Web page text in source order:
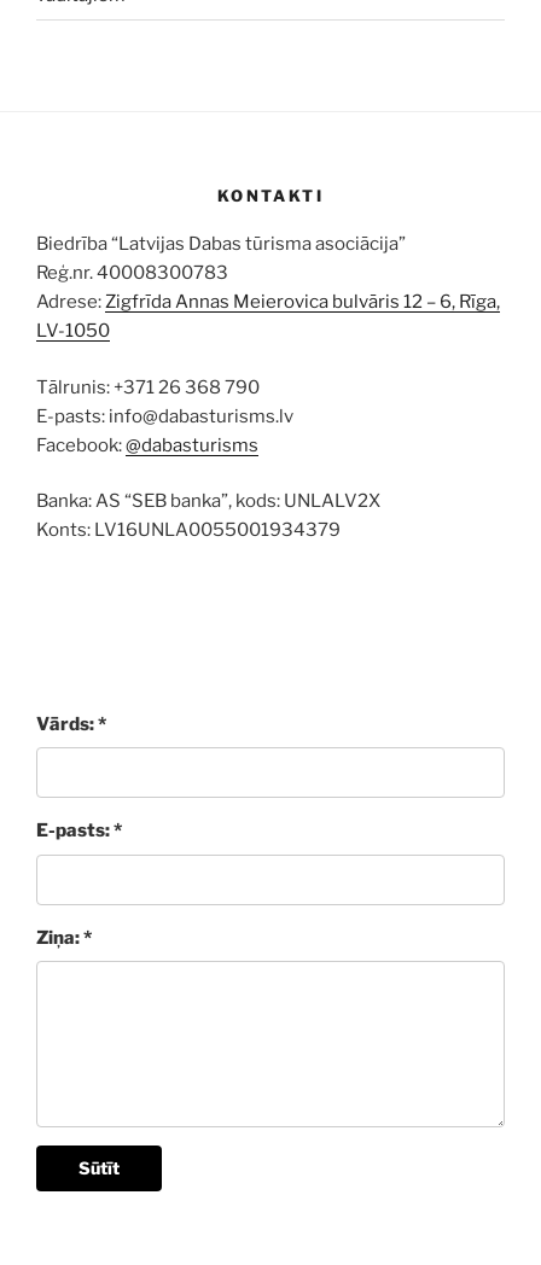
KONTAKTI
Biedrība “Latvijas Dabas tūrisma asociācija”
Reģ.nr. 40008300783
Adrese:Zigfrīda Annas Meierovica bulvāris 12 – 6, Rīga,
LV-1050
Tālrunis: +371 26 368 790
E-pasts: info@dabasturisms.lv
Facebook:@dabasturisms
Banka: AS “SEB banka”, kods: UNLALV2X
Konts: LV16UNLA0055001934379
Vārds: *
E-pasts: *
Ziņa: *
Sūtīt